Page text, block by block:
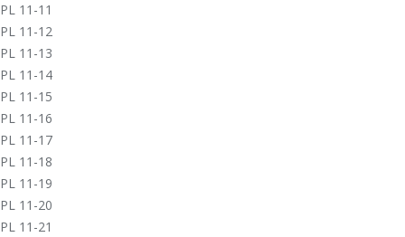
PL 11-11
PL 11-12
PL 11-13
PL 11-14
PL 11-15
PL 11-16
PL 11-17
PL 11-18
PL 11-19
PL 11-20
PL 11-21